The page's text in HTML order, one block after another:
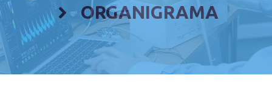
ORGANIGRAMA